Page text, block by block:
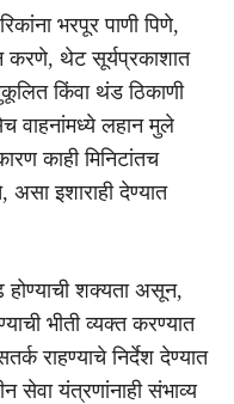
भरपूर पाणी पिणे,
करणे, थेट सूर्यप्रकाशात
किंवा थंड ठिकाणी
वाहनांमध्ये लहान मुले
काही मिनिटांतच
इशाराही देण्यात
होण्याची शक्यता असून,
भीती व्यक्त करण्यात
राहण्याचे निर्देश देण्यात
यंत्रणांनाही संभाव्य